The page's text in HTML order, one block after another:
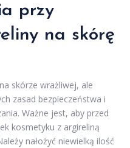
przy
na skórę
skórze wrażliwej, ale
zasad bezpieczeństwa i
Ważne jest, aby przed
kosmetyku z argireliną
nałożyć niewielką ilość